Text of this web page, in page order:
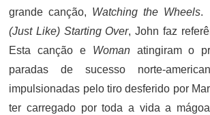
grande canção, Watching the Wheels.
(Just Like) Starting Over, John faz
Esta canção e Womanatingiram o
paradas de sucesso norte-
impulsionadas pelo tiro desferido por
ter carregado por toda a vida a